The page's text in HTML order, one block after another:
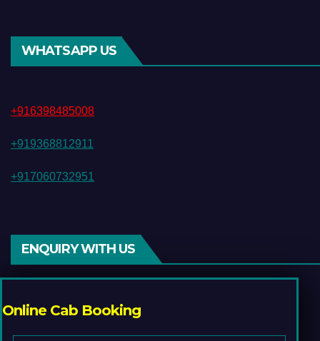
WHATSAPP US
+916398485008
+919368812911
+917060732951
ENQUIRY WITH US
Online Cab Booking